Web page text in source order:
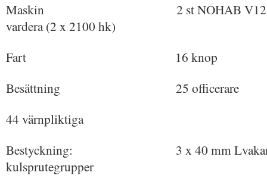
Maskin 2 st NOHAB V12-
vardera (2 x 2100 hk)
Fart 16 knop
Besättning 25 officerare
44 värnpliktiga
Bestyckning: 3 x 40 mm Lvakan
kulsprutegrupper